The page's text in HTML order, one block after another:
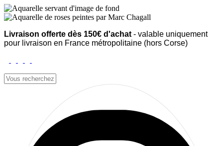
Livraison offerte dès 150€ d'achat - valable uniquement
pour livraison en France métropolitaine (hors Corse)